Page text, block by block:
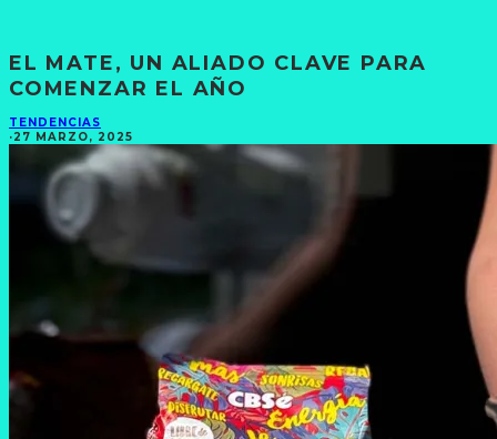
EL MATE, UN ALIADO CLAVE PARA
COMENZAR EL AÑO
TENDENCIAS
·27 MARZO, 2025